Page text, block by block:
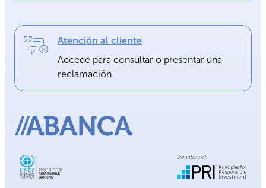
Atención al cliente
Accede para consultar o presentar una
reclamación